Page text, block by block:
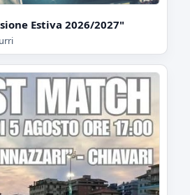
Estiva 2026/2027"